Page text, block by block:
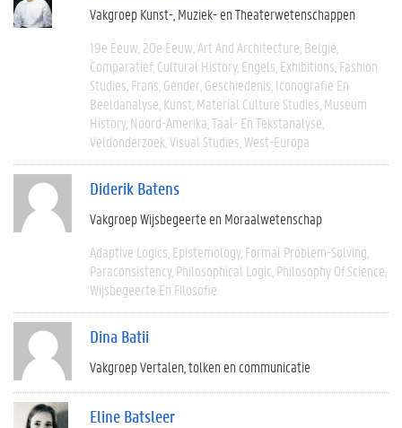
Vakgroep Kunst-, Muziek- en Theaterwetenschappen
19e Eeuw 20e Eeuw Art And Architecture België
Comparatief Cultural History Engels Exhibitions Fashion
Studies Frans Gender Geschiedenis Iconografie En
Beeldanalyse Kunst Material Culture Studies Museum
History Noord-Amerika Taal- En Tekstanalyse
Veldonderzoek Visual Studies West-Europa
Diderik Batens
Vakgroep Wijsbegeerte en Moraalwetenschap
Adaptive Logics Epistemology Formal Problem-Solving
Paraconsistency Philosophical Logic Philosophy Of Science
Wijsbegeerte En Filosofie
Dina Batii
Vakgroep Vertalen, tolken en communicatie
Eline Batsleer